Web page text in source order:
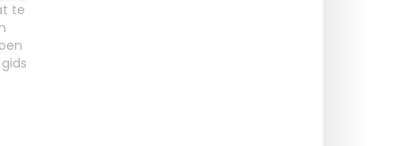
te
gids